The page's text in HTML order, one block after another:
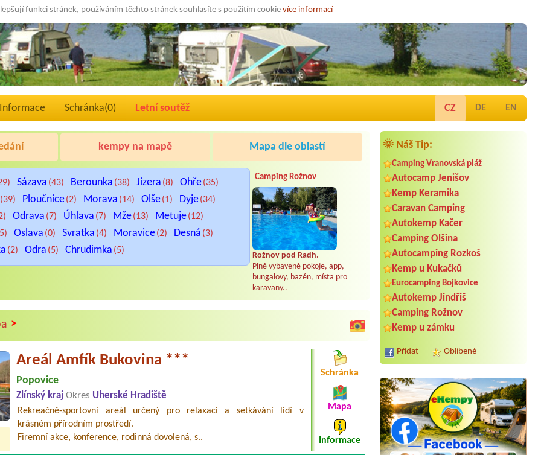
funkci stránek, používáním těchto stránek souhlasíte s použitím cookie více informací
Informace Schránka(0) Letní soutěž CZ DE EN
🌞 Náš Tip:
Camping Vranovská pláž
Autocamp Jenišov
Kemp Keramika
Caravan Camping
Autokemp Kačer
Camping Olšina
Autocamping Rozkoš
Kemp u Kukačků
Eurocamping Bojkovice
Autokemp Jindřiš
Camping Rožnov
Kemp u zámku
Přidat Oblíbené
kempy na mapě Mapa dle oblastí
Sázava (43) Berounka (38) Jizera (8) Ohře(35)
(39) Ploučnice(2) Morava (14) Olše(1) Dyje(34)
Odrava (7) Úhlava (7) Mže(13) Metuje(12)
Oslava (0) Svratka (4) Moravice(2) Desná (3)
(2) Odra (5) Chrudimka (5)
Camping Rožnov
Rožnov pod Radh.
Plně vybavené pokoje, app,
bungalovy, bazén, místa pro
karavany..
>
Areál Amfík Bukovina ***
Popovice
Zlínský krajOkres Uherské Hradiště
Rekreačně-sportovní areál určený pro relaxaci a setkávání lidí v
krásném přírodním prostředí.
Firemní akce, konference, rodinná dovolená, s..
Schránka
Mapa
Informace